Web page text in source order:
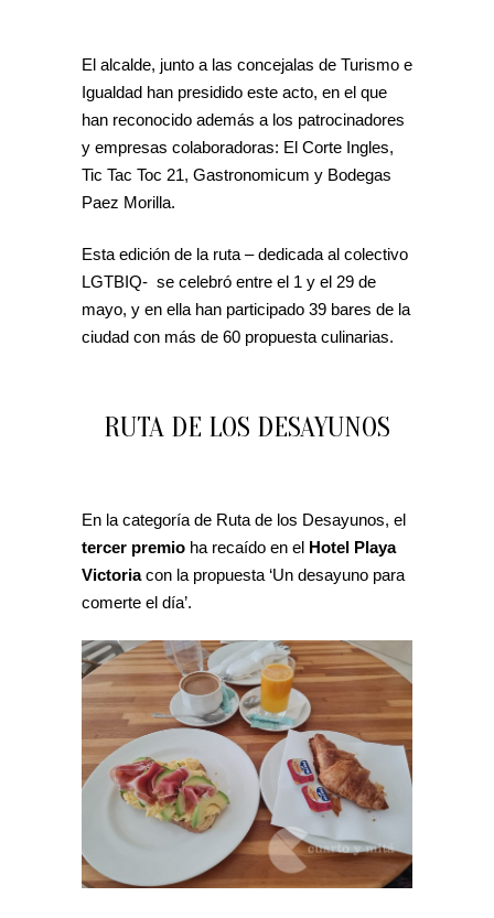
El alcalde, junto a las concejalas de Turismo e
Igualdad han presidido este acto, en el que
han reconocido además a los patrocinadores
y empresas colaboradoras: El Corte Ingles,
Tic Tac Toc 21, Gastronomicum y Bodegas
Paez Morilla.
Esta edición de la ruta – dedicada al colectivo
LGTBIQ- se celebró entre el 1 y el 29 de
mayo, y en ella han participado 39 bares de la
ciudad con más de 60 propuesta culinarias.
RUTA DE LOS DESAYUNOS
En la categoría de Ruta de los Desayunos, el
tercer premio ha recaído en el Hotel Playa
Victoriacon la propuesta ‘Un desayuno para
comerte el día’.